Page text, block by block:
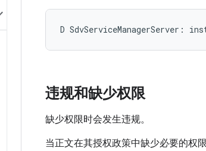
违规和缺少权限
缺少权限时会发生违规。
当正文在其授权政策中缺少必要的权